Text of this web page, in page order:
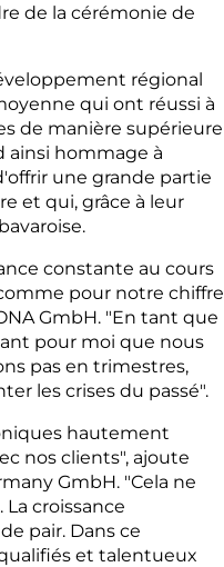
de la cérémonie de
régional
qui ont réussi à
de manière supérieure
ainsi hommage à
une grande partie
et qui, grâce à leur
constante au cours
pour notre chiffre
GmbH. "En tant que
pour moi que nous
pas en trimestres,
les crises du passé".
hautement
nos clients", ajoute
GmbH. "Cela ne
croissance
pair. Dans ce
et talentueux